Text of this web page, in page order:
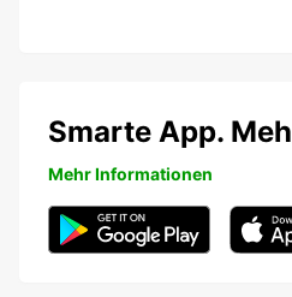
Smarte App.
Mehr Informationen